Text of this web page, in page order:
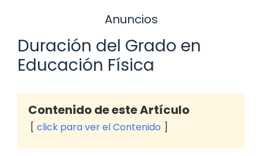
Anuncios
Duración del Grado en
Educación Física
Contenido de este Artículo
click para ver el Contenido